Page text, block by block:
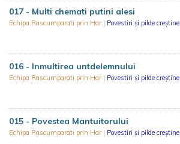
017 - Multi chemati putini alesi
Echipa Rascumparati prin Har | Povestiri și pilde creștine
016 - Inmultirea untdelemnului
Echipa Rascumparati prin Har | Povestiri și pilde creștine
015 - Povestea Mantuitorului
Echipa Rascumparati prin Har | Povestiri și pilde creștine